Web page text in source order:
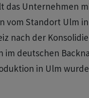
das Unternehmen
vom Standort Ulm
nach der
im deutschen
in Ulm